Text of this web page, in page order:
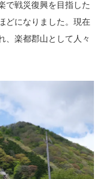
で戦災復興を目指した
どになりました。現在
、楽都郡山として人々